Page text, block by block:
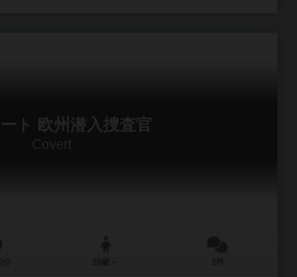
ト 欧州潜入捜査官
Covert